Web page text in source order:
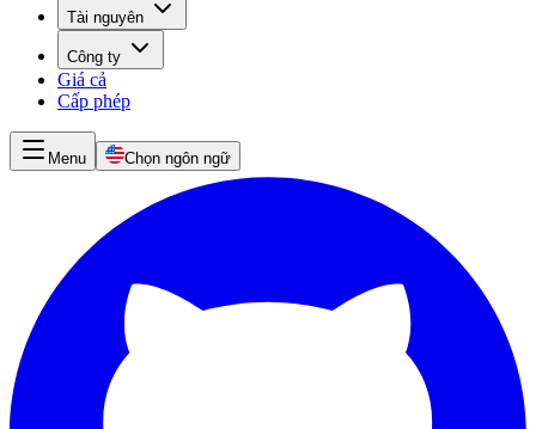
Tài nguyên
Công ty
Giá cả
Cấp phép
Menu Chọn ngôn ngữ